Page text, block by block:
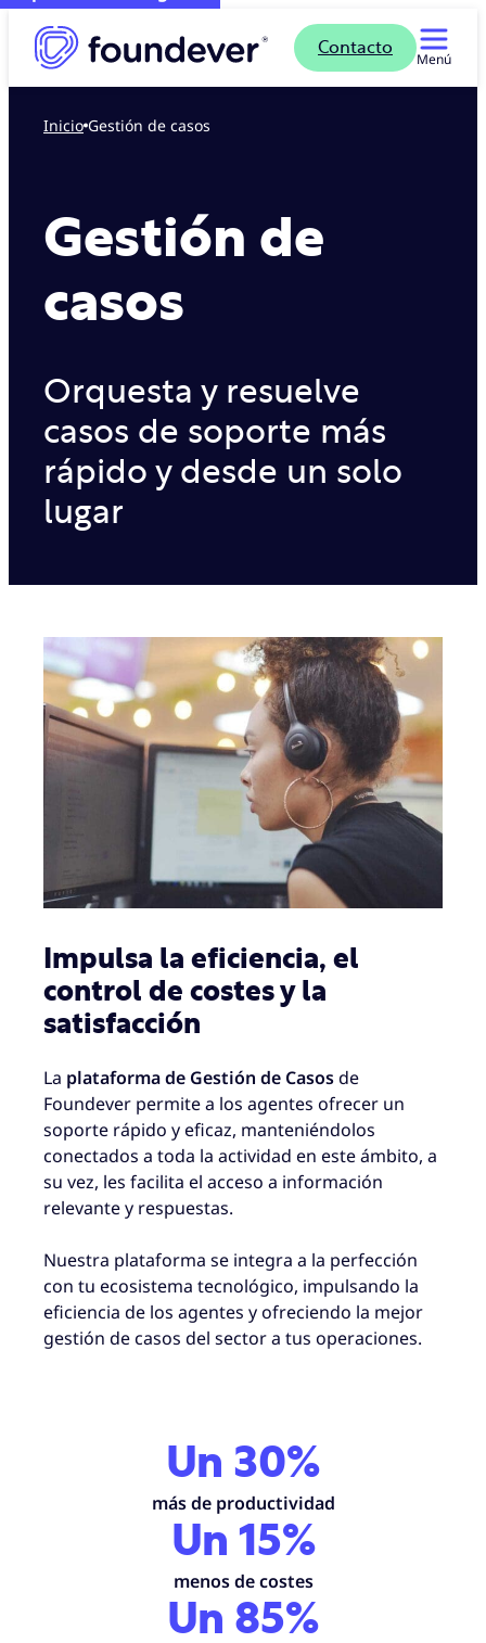
Contacto
Menú
Inicio Gestión de casos
Gestión de
casos
Orquesta y resuelve
casos de soporte más
rápido y desde un solo
lugar
Impulsa la eficiencia, el
control de costes y la
satisfacción
La plataforma de Gestión de Casosde
Foundever permite a los agentes ofrecer un
soporte rápido y eficaz, manteniéndolos
conectados a toda la actividad en este ámbito, a
su vez, les facilita el acceso a información
relevante y respuestas.
Nuestra plataforma se integra a la perfección
con tu ecosistema tecnológico, impulsando la
eficiencia de los agentes y ofreciendo la mejor
gestión de casos del sector a tus operaciones.
Un 30%
más de productividad
Un 15%
menos de costes
Un 85%